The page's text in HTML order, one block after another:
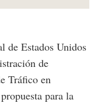
de Estados Unidos
de
Tráfico en
para la